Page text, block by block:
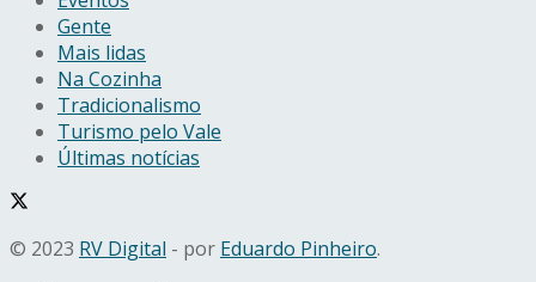
Gente
Mais lidas
Na Cozinha
Tradicionalismo
Turismo pelo Vale
Últimas notícias
© 2023 RV Digital - por Eduardo Pinheiro.